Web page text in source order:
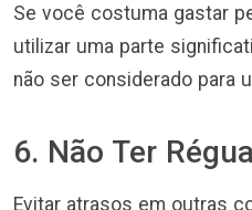
Se você costuma gastar
utilizar uma parte
não ser considerado para
6. Não Ter
Evitar atrasos em outras